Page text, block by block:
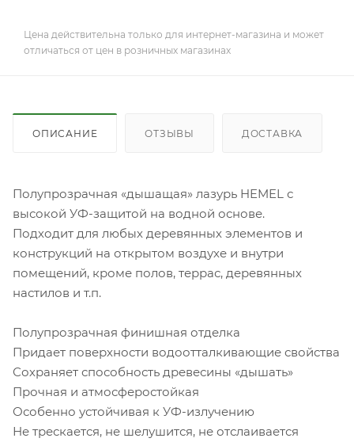
Цена действительна только для интернет-магазина и может
отличаться от цен в розничных магазинах
ОПИСАНИЕ ОТЗЫВЫ ДОСТАВКА
Полупрозрачная «дышащая» лазурь HEMEL с
высокой УФ-защитой на водной основе.
Подходит для любых деревянных элементов и
конструкций на открытом воздухе и внутри
помещений, кроме полов, террас, деревянных
настилов и т.п.
Полупрозрачная финишная отделка
Придает поверхности водоотталкивающие свойства
Сохраняет способность древесины «дышать»
Прочная и атмосферостойкая
Особенно устойчивая к УФ-излучению
Не трескается, не шелушится, не отслаивается